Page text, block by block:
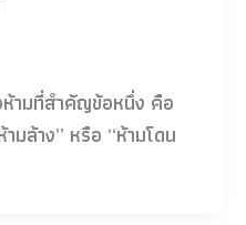
ามที่สำคัญข้อหนึ่ง คือ
มล้าง” หรือ “ห้ามโดน